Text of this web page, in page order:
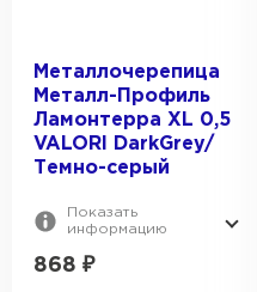
Металлочерепица
Металл-Профиль
Ламонтерра XL 0,5
VALORI DarkGrey/
Темно-серый
Показать
информацию
868 ₽